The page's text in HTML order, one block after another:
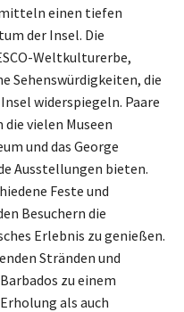
einen tiefen
der Insel. Die
Weltkulturerbe,
Sehenswürdigkeiten, die
widerspiegeln. Paare
vielen Museen
und das George
Ausstellungen bieten.
Feste und
Besuchern die
Erlebnis zu genießen.
Stränden und
zu einem
als auch